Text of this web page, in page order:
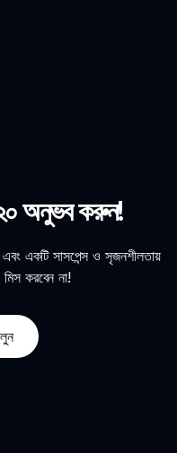
অনুভব করুন!
একটি সাসপেন্স ও সৃজনশীলতায়
করবেন না!